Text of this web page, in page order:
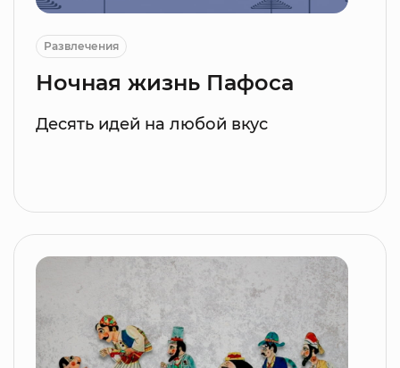
Развлечения
Ночная жизнь Пафоса
Десять идей на любой вкус